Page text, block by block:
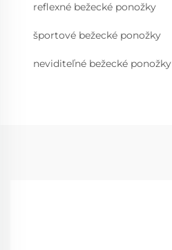
reflexné bežecké ponožky
športové bežecké ponožky
neviditeľné bežecké ponožky